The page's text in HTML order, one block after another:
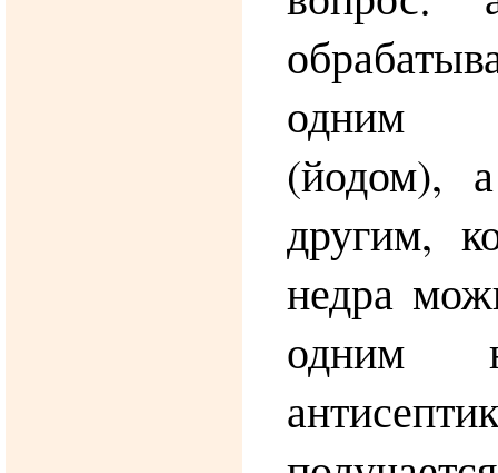
одним
(йодом),
другим,
недра
одним